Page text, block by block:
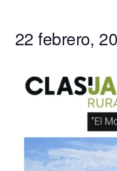
22 febrero,